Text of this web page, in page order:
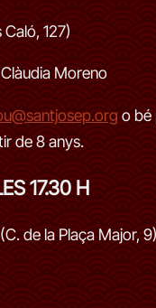
127)
Moreno
o bé
de 8 anys.
17.30 H
de la Plaça Major, 9)